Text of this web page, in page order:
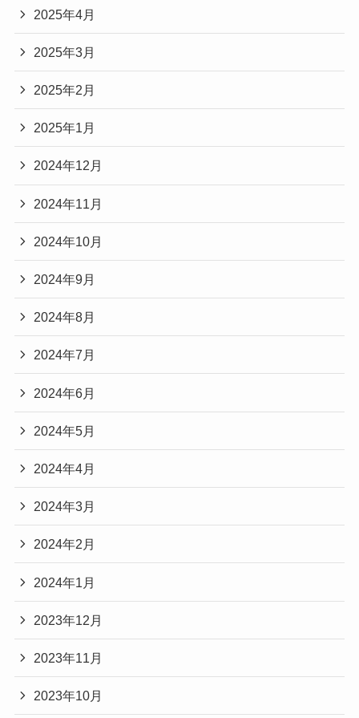
2025年4月
2025年3月
2025年2月
2025年1月
2024年12月
2024年11月
2024年10月
2024年9月
2024年8月
2024年7月
2024年6月
2024年5月
2024年4月
2024年3月
2024年2月
2024年1月
2023年12月
2023年11月
2023年10月